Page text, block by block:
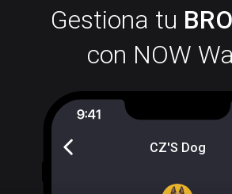
Gestiona tu
con NOW
CZ'S Dog